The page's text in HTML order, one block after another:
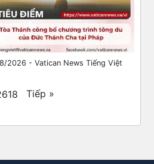
2026 - Vatican News Tiếng Việt
Tiếp »